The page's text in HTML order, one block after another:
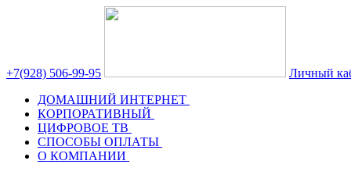
+7(928) 506-99-95
Личный
ДОМАШНИЙ ИНТЕРНЕТ
КОРПОРАТИВНЫЙ
ЦИФРОВОЕ ТВ
СПОСОБЫ ОПЛАТЫ
О КОМПАНИИ